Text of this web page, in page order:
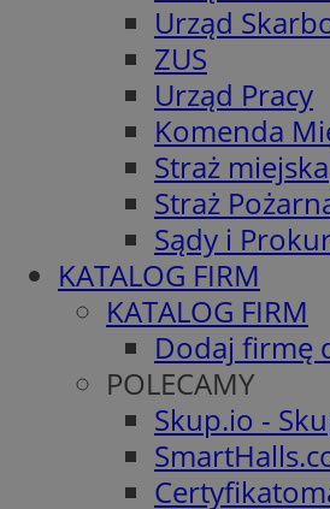
Urząd
ZUS
Urząd Pracy
Komenda
Straż miejska
Straż
Sądy i
KATALOG FIRM
KATALOG FIRM
Dodaj firmę
POLECAMY
Skup.io -